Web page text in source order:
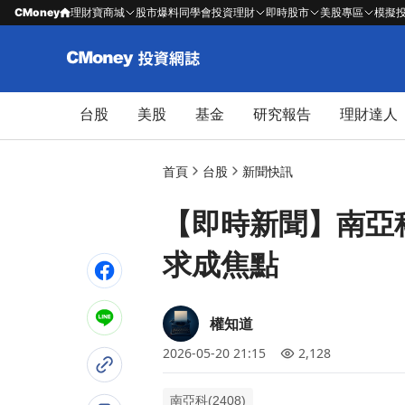
CMoney 理財寶商城 股市爆料同學會投資理財 即時股市 美股專區 模擬
台股 美股 基金 研究報告 理財達人
首頁 台股 新聞快訊
【即時新聞】南
求成焦點
權知道
2026-05-20 21:15 2,128
南亞科(2408)